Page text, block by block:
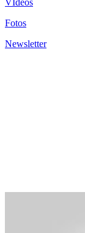
VIdeos
Fotos
Newsletter